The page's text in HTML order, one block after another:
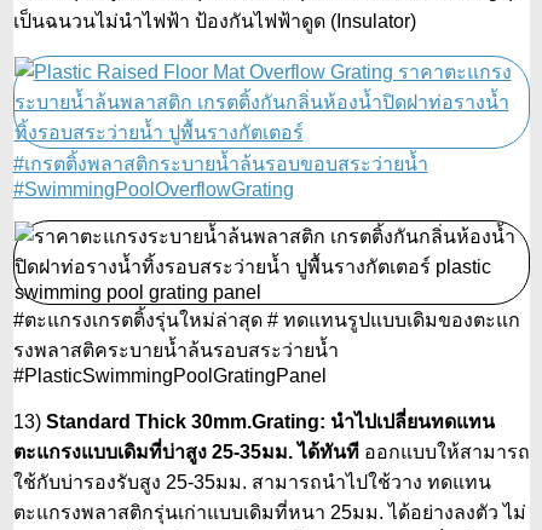
เป็นฉนวนไม่นำไฟฟ้า ป้องกันไฟฟ้าดูด (Insulator)
#เกรตติ้งพลาสติกระบายน้ำล้นรอบขอบสระว่ายน้ำ
#SwimmingPoolOverflowGrating
#ตะแกรงเกรตติ้งรุ่นใหม่ล่าสุด # ทดแทนรูปแบบเดิมของตะแก
รงพลาสติคระบายน้ำล้นรอบสระว่ายน้ำ
#PlasticSwimmingPoolGratingPanel
13) Standard Thick 30mm.Grating: นำไปเปลี่ยนทดแทน
ตะแกรงแบบเดิมที่บ่าสูง 25-35มม. ได้ทันที ออกแบบให้สามารถ
ใช้กับบ่ารองรับสูง 25-35มม. สามารถนำไปใช้วาง ทดแทน
ตะแกรงพลาสติกรุ่นเก่าแบบเดิมที่หนา 25มม. ได้อย่างลงตัว ไม่